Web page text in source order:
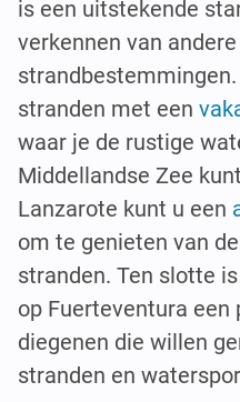
is een uitstekende
verkennen van
stranden met een
waar je de rustige
Middellandse Zee
Lanzarote kunt u een
om te genieten van
stranden. Ten slotte
op Fuerteventura
diegenen die willen
stranden en